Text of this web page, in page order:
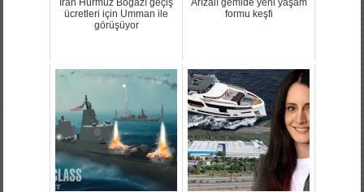
ücretleri için Umman ile
görüşüyor
formu keşfi